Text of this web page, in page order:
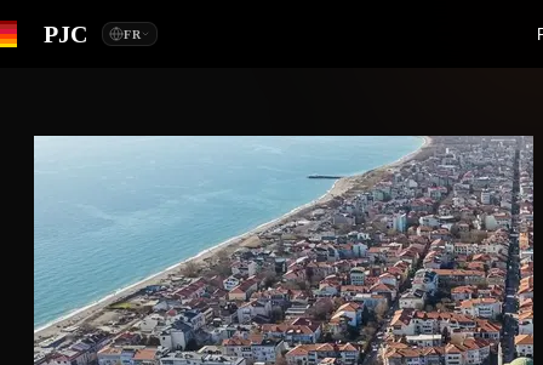
PJC FR